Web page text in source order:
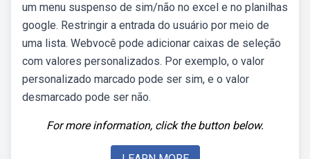
um menu suspenso de sim/não no excel e no planilhas
google. Restringir a entrada do usuário por meio de
uma lista. Webvocê pode adicionar caixas de seleção
com valores personalizados. Por exemplo, o valor
personalizado marcado pode ser sim, e o valor
desmarcado pode ser não.
For more information, click the button below.